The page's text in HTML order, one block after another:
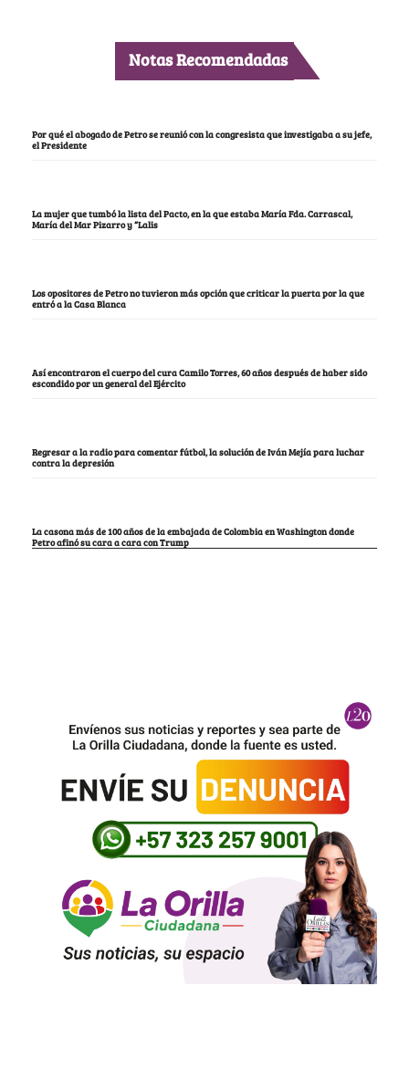
Notas Recomendadas
Por qué el abogado de Petro se reunió con la congresista que investigaba a su jefe,
el Presidente
La mujer que tumbó la lista del Pacto, en la que estaba María Fda. Carrascal,
María del Mar Pizarro y “Lalis
Los opositores de Petro no tuvieron más opción que criticar la puerta por la que
entró a la Casa Blanca
Así encontraron el cuerpo del cura Camilo Torres, 60 años después de haber sido
escondido por un general del Ejército
Regresar a la radio para comentar fútbol, la solución de Iván Mejía para luchar
contra la depresión
La casona más de 100 años de la embajada de Colombia en Washington donde
Petro afinó su cara a cara con Trump